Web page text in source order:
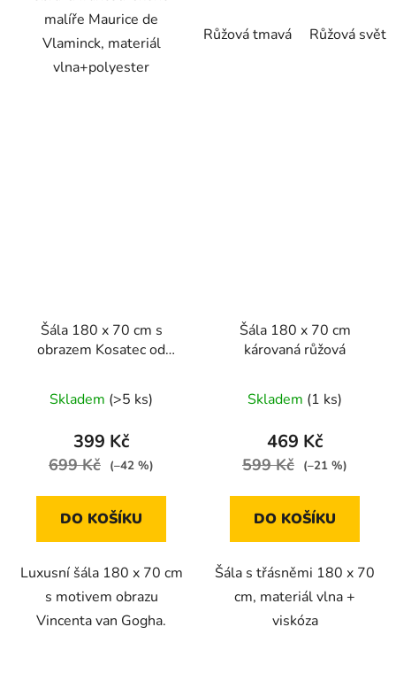
malíře Maurice de
Vlaminck, materiál
vlna+polyester
Růžová tmavá Růžová
Šála 180 x 70 cm s
obrazem Kosatec od
Skladem (>5 ks)
399 Kč
699 Kč (–42 %)
DO KOŠÍKU
Luxusní šála 180 x 70 cm
s motivem obrazu
Vincenta van Gogha.
Šála 180 x 70 cm
károvaná růžová
Skladem (1 ks)
469 Kč
599 Kč (–21 %)
DO KOŠÍKU
Šála s třásněmi 180 x 70
cm, materiál vlna +
viskóza